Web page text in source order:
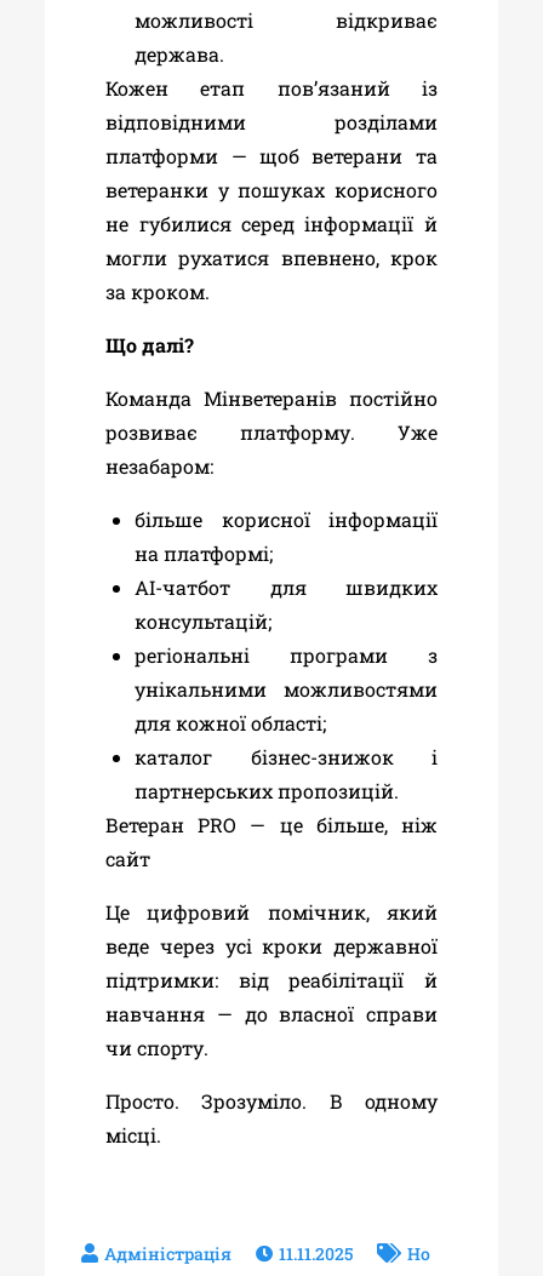
можливості відкриває
держава.
Кожен етап пов’язаний із
відповідними розділами
платформи — щоб ветерани та
ветеранки у пошуках корисного
не губилися серед інформації й
могли рухатися впевнено, крок
за кроком.
Що далі?
Команда Мінветеранів постійно
розвиває платформу. Уже
незабаром:
більше корисної інформації
на платформі;
AI-чатбот для швидких
консультацій;
регіональні програми з
унікальними можливостями
для кожної області;
каталог бізнес-знижок і
партнерських пропозицій.
Ветеран PRO — це більше, ніж
сайт
Це цифровий помічник, який
веде через усі кроки державної
підтримки: від реабілітації й
навчання — до власної справи
чи спорту.
Просто. Зрозуміло. В одному
місці.
11.11.2025
Но